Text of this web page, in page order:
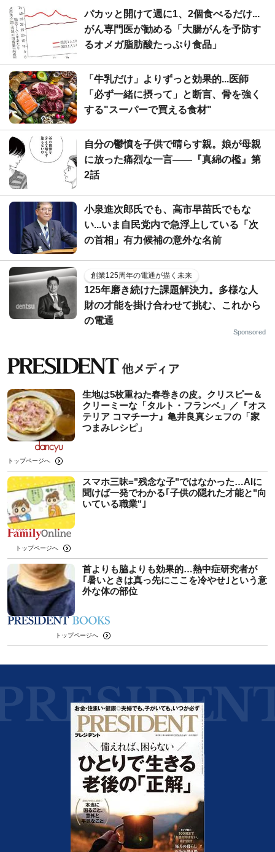
パカッと開けて週に1、2個食べるだけ...
がん専門医が勧める「大腸がんを予防す
るオメガ脂肪酸たっぷり食品」
「牛乳だけ」よりずっと効果的...医師
「必ず一緒に摂って」と断言、骨を強く
する"スーパーで買える食材"
自分の鬱憤を子供で晴らす親。娘が母親
に放った痛烈な一言――『真綿の檻』第
2話
小泉進次郎氏でも、高市早苗氏でもな
い...いま自民党内で急浮上している「次
の首相」有力候補の意外な名前
創業125周年の電通が描く未来
125年磨き続けた課題解決力。多様な人
財の才能を掛け合わせて挑む、これから
の電通
Sponsored
生地は5枚重ねた春巻きの皮。クリスピー＆
クリーミーな「タルト・フランベ」／『オス
テリア コマチーナ』亀井良真シェフの「家
つまみレシピ」
トップページへ
スマホ三昧="残念な子"ではなかった…AIに
聞けば一発でわかる｢子供の隠れた才能と"向
いている職業"｣
トップページへ
首よりも脇よりも効果的…熱中症研究者が
｢暑いときは真っ先にここを冷やせ｣という意
外な体の部位
トップページへ